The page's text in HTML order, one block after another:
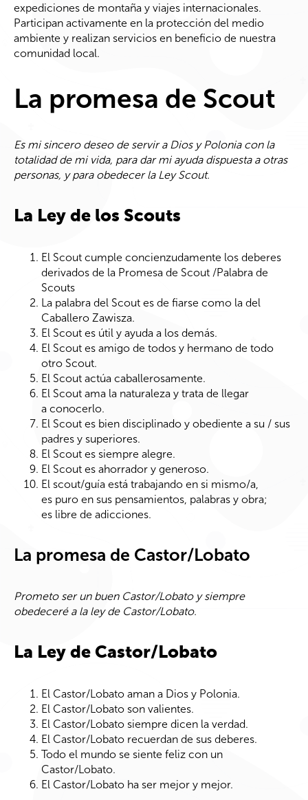
expediciones de montaña y viajes internacionales.
Participan activamente en la protección del medio
ambiente y realizan servicios en beneficio de nuestra
comunidad local.
La promesa de Scout
Es mi sincero deseo de servir a Dios y Polonia con la
totalidad de mi vida, para dar mi ayuda dispuesta a otras
personas, y para obedecer la Ley Scout.
La Ley de los Scouts
El Scout cumple concienzudamente los deberes
derivados de la Promesa de Scout /Palabra de
Scouts
La palabra del Scout es de fiarse como la del
Caballero Zawisza.
El Scout es útil y ayuda a los demás.
El Scout es amigo de todos y hermano de todo
otro Scout.
El Scout actúa caballerosamente.
El Scout ama la naturaleza y trata de llegar
a conocerlo.
El Scout es bien disciplinado y obediente a su / sus
padres y superiores.
El Scout es siempre alegre.
El Scout es ahorrador y generoso.
El scout/guía está trabajando en si mismo/a,
es puro en sus pensamientos, palabras y obra;
es libre de adicciones.
La promesa de Castor/Lobato
Prometo ser un buen Castor/Lobato y siempre
obedeceré a la ley de Castor/Lobato.
La Ley de Castor/Lobato
El Castor/Lobato aman a Dios y Polonia.
El Castor/Lobato son valientes.
El Castor/Lobato siempre dicen la verdad.
El Castor/Lobato recuerdan de sus deberes.
Todo el mundo se siente feliz con un
Castor/Lobato.
El Castor/Lobato ha ser mejor y mejor.